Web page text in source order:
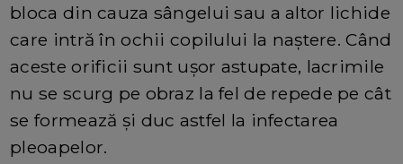
bloca din cauza sângelui sau a altor lichide
care intră în ochii copilului la naștere. Când
aceste orificii sunt ușor astupate, lacrimile
nu se scurg pe obraz la fel de repede pe cât
se formează și duc astfel la infectarea
pleoapelor.